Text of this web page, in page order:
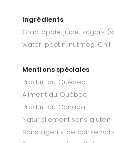
Ingrédients
Crab apple juice, sugars
water, pectin, nutmeg,
Mentions spéciales
Produit du Québec
Aliment du Québec
Produit du Canada
Naturellement sans gluten
Sans agents de